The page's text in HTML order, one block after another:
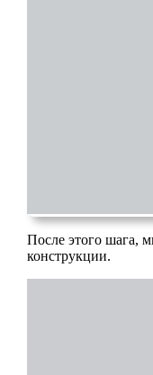
После этого шага,
конструкции.